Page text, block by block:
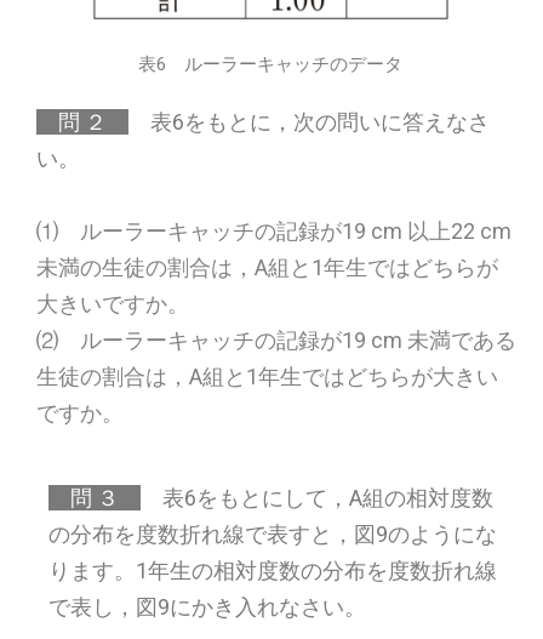
表6 ルーラーキャッチのデータ
問 ２
表6をもとに，次の問いに答えなさ
い。
⑴ ルーラーキャッチの記録が19 cm 以上22 cm
未満の生徒の割合は，A組と1年生ではどちらが
大きいですか。
⑵ ルーラーキャッチの記録が19 cm 未満である
生徒の割合は，A組と1年生ではどちらが大きい
ですか。
問 ３
表6をもとにして，A組の相対度数
の分布を度数折れ線で表すと，図9のようにな
ります。1年生の相対度数の分布を度数折れ線
で表し，図9にかき入れなさい。